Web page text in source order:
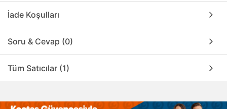
İade Koşulları
Soru & Cevap (0)
Tüm Satıcılar (1)